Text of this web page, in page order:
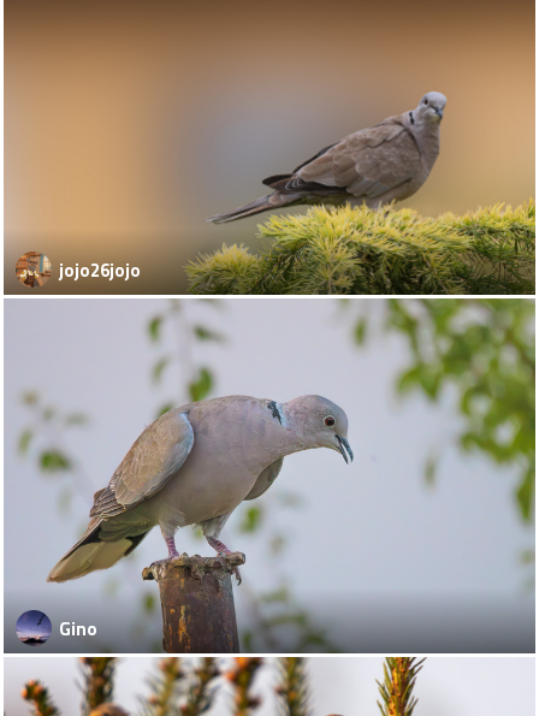
jojo26jojo
Gino